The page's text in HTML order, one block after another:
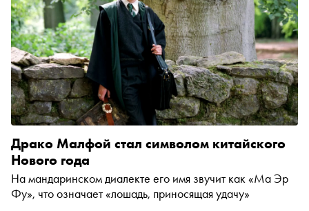
Драко Малфой стал символом китайского
Нового года
На мандаринском диалекте его имя звучит как «Ма Эр
Фу», что означает «лошадь, приносящая удачу»